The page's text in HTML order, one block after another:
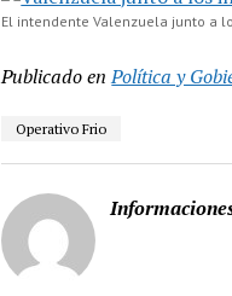
El intendente Valenzuela junto a
Publicado en Política y
Operativo Frio